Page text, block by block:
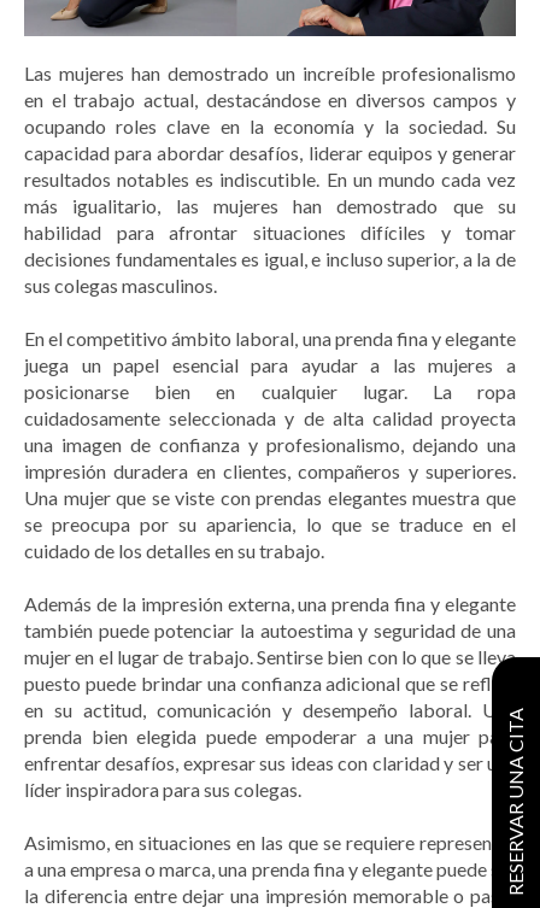
Las mujeres han demostrado un increíble profesionalismo
en el trabajo actual, destacándose en diversos campos y
ocupando roles clave en la economía y la sociedad. Su
capacidad para abordar desafíos, liderar equipos y generar
resultados notables es indiscutible. En un mundo cada vez
más igualitario, las mujeres han demostrado que su
habilidad para afrontar situaciones difíciles y tomar
decisiones fundamentales es igual, e incluso superior, a la de
sus colegas masculinos.
En el competitivo ámbito laboral, una prenda fina y elegante
juega un papel esencial para ayudar a las mujeres a
posicionarse bien en cualquier lugar. La ropa
cuidadosamente seleccionada y de alta calidad proyecta
una imagen de confianza y profesionalismo, dejando una
impresión duradera en clientes, compañeros y superiores.
Una mujer que se viste con prendas elegantes muestra que
se preocupa por su apariencia, lo que se traduce en el
cuidado de los detalles en su trabajo.
Además de la impresión externa, una prenda fina y elegante
también puede potenciar la autoestima y seguridad de una
mujer en el lugar de trabajo. Sentirse bien con lo que se lleva
puesto puede brindar una confianza adicional que se refleja
en su actitud, comunicación y desempeño laboral. Una
prenda bien elegida puede empoderar a una mujer para
enfrentar desafíos, expresar sus ideas con claridad y ser una
líder inspiradora para sus colegas.
Asimismo, en situaciones en las que se requiere representar
a una empresa o marca, una prenda fina y elegante puede ser
la diferencia entre dejar una impresión memorable o pasarRESERVAR UNA CITA